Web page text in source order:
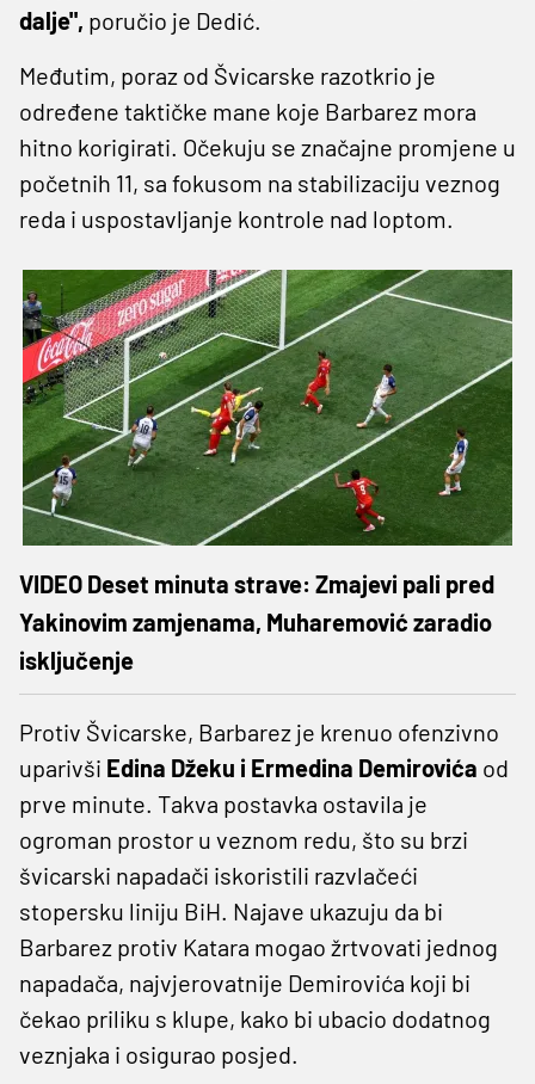
dalje", poručio je Dedić.
Međutim, poraz od Švicarske razotkrio je
određene taktičke mane koje Barbarez mora
hitno korigirati. Očekuju se značajne promjene u
početnih 11, sa fokusom na stabilizaciju veznog
reda i uspostavljanje kontrole nad loptom.
VIDEO Deset minuta strave: Zmajevi pali pred
Yakinovim zamjenama, Muharemović zaradio
isključenje
Protiv Švicarske, Barbarez je krenuo ofenzivno
uparivši Edina Džeku i Ermedina Demirovića od
prve minute. Takva postavka ostavila je
ogroman prostor u veznom redu, što su brzi
švicarski napadači iskoristili razvlačeći
stopersku liniju BiH. Najave ukazuju da bi
Barbarez protiv Katara mogao žrtvovati jednog
napadača, najvjerovatnije Demirovića koji bi
čekao priliku s klupe, kako bi ubacio dodatnog
veznjaka i osigurao posjed.